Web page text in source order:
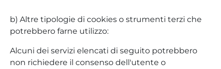
b) Altre tipologie di cookies o strumenti terzi che
potrebbero farne utilizzo:
Alcuni dei servizi elencati di seguito potrebbero
non richiedere il consenso dell'utente o